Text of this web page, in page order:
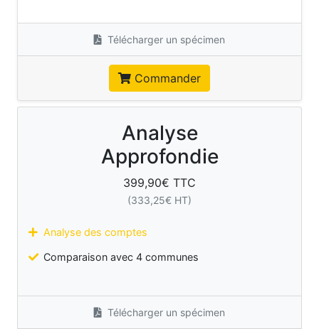
Télécharger un spécimen
Commander
Analyse
Approfondie
399,90€ TTC
(333,25€ HT)
Analyse des comptes
Comparaison avec 4 communes
Télécharger un spécimen